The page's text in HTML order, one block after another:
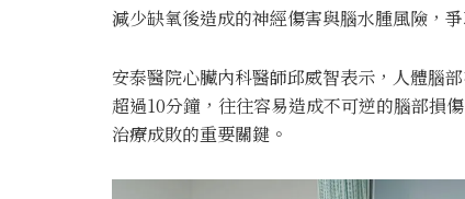
減少缺氧後造成的神經傷害與腦水腫風險，
安泰醫院心臟內科醫師邱威智表示，人體腦
超過10分鐘，往往容易造成不可逆的腦部損
治療成敗的重要關鍵。